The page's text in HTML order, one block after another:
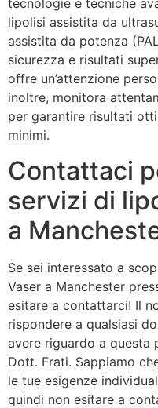
tecnologie e tecniche
lipolisi assistita da
assistita da potenza
sicurezza e risultati
offre un’attenzione
inoltre, monitora
per garantire risultati
minimi.
Contattaci
servizi di
a
Se sei interessato a
Vaser a Manchester
esitare a contattarci! Il
rispondere a qualsiasi
avere riguardo a questa
Dott. Frati. Sappiamo
le tue esigenze
quindi non esitare a